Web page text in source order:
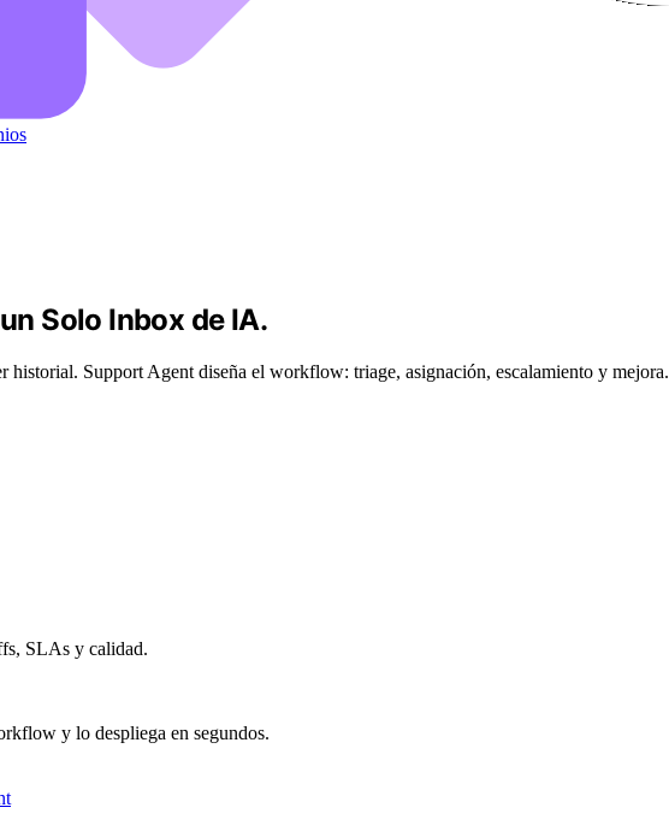
Solo Inbox de IA.
historial. Support Agent diseña el workflow: triage, asignación, escalamiento y mejora.
SLAs y calidad.
y lo despliega en segundos.